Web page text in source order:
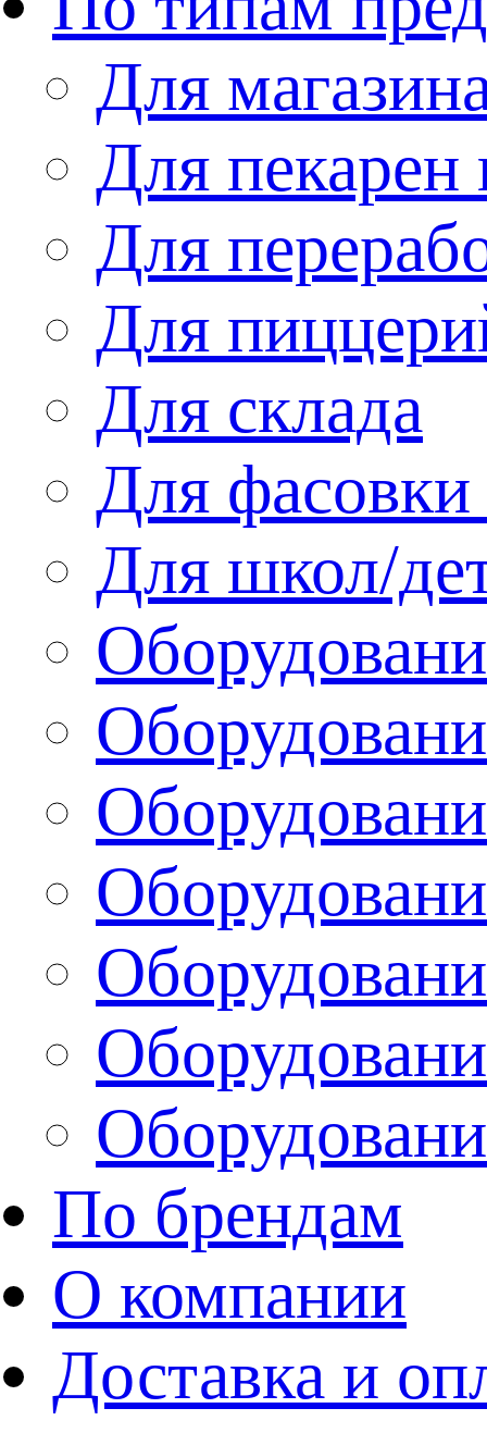
Для
Для пекарен
Для
Для
Для склада
Для фасовки
Для школ/
По брендам
О компании
Доставка и